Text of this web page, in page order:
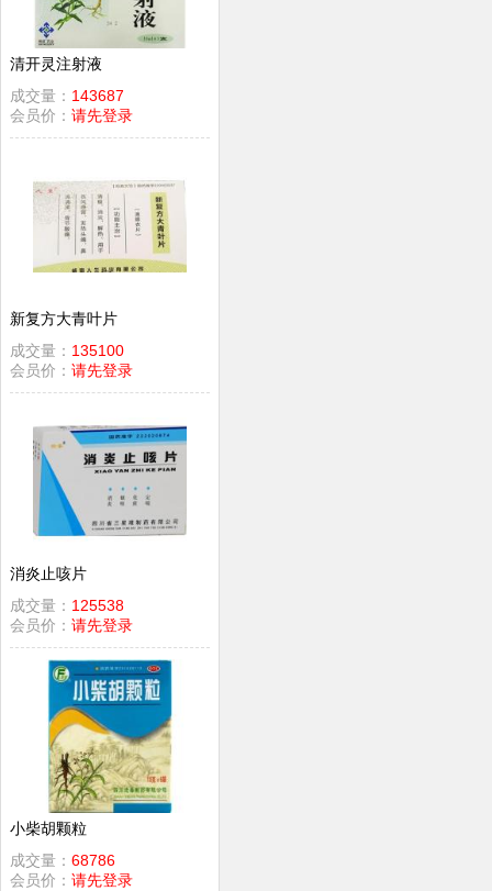
清开灵注射液
成交量： 143687
会员价： 请先登录
新复方大青叶片
成交量： 135100
会员价： 请先登录
消炎止咳片
成交量： 125538
会员价： 请先登录
小柴胡颗粒
成交量： 68786
会员价： 请先登录